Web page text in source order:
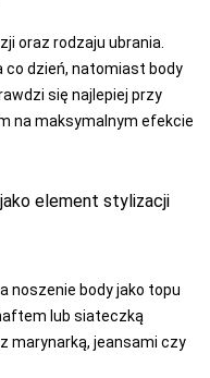
oraz rodzaju ubrania.
co dzień, natomiast body
się najlepiej przy
na maksymalnym efekcie
element stylizacji
noszenie body jako topu
lub siateczką
marynarką, jeansami czy